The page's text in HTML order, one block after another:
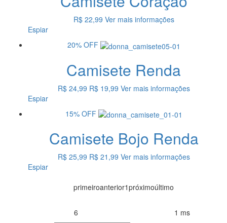
R$ 22,99 Ver mais informações
Espiar
20% OFF
Camisete Renda
R$ 24,99 R$ 19,99 Ver mais informações
Espiar
15% OFF
Camisete Bojo Renda
R$ 25,99 R$ 21,99 Ver mais informações
Espiar
primeiroanterior1próximoúltimo
6 1 ms